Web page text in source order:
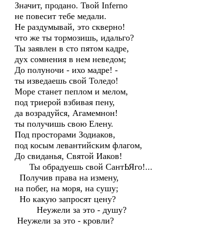
Значит, продано. Твой Inferno
не повесит тебе медали.
Не раздумывай, это скверно!
что же ты тормозишь, идальго?
Ты заявлен в сто пятом кадре,
дух сомнения в нем неведом;
До полуночи - ихо мадре! -
ты изведаешь свой Толедо!
Море станет пеплом и мелом,
под триерой взбивая пену,
да возрадуйся, Агамемнон!
ты получишь свою Елену.
Под просторами Зодиаков,
под косым левантийским флагом,
До свиданья, Святой Иаков!
Ты обрадуешь свой СантЬЯго!...
Получив права на измену,
на побег, на моря, на сушу;
Но какую запросят цену?
Неужели за это - душу?
Неужели за это - кровли?